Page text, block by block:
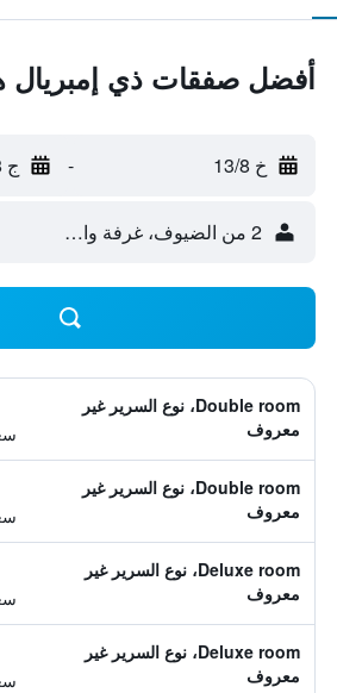
أفضل صفقات ذي إمبريال
خ 13/8 - ج 14/8
2 من الضيوف، غرفة واحدة
Double room، نوع السرير غير
معروف
Double room، نوع السرير غير
معروف
Deluxe room، نوع السرير غير
معروف
Deluxe room، نوع السرير غير
معروف